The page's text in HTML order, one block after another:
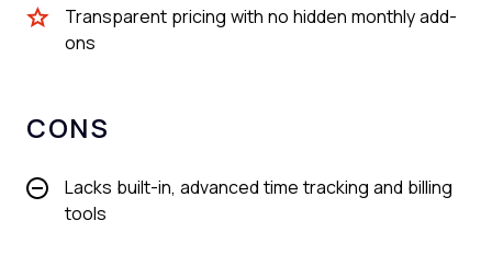
Transparent pricing with no hidden monthly add-
ons
CONS
Lacks built-in, advanced time tracking and billing
tools